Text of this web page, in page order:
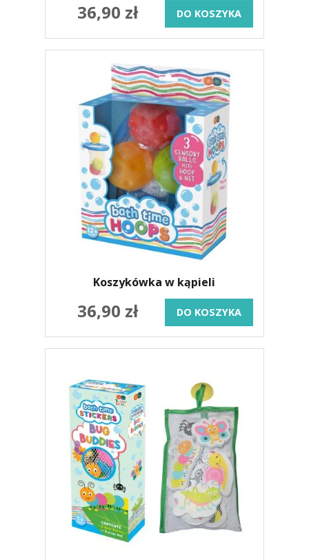
36,90 zł DO KOSZYKA
Koszykówka w kąpieli
36,90 zł DO KOSZYKA